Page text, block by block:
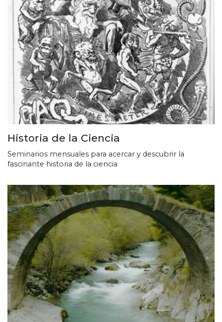
Historia de la Ciencia
Seminarios mensuales para acercar y descubrir la
fascinante historia de la ciencia